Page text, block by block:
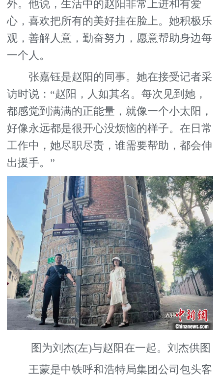
外。他说，生活中的赵阳非常上进和有爱
心，喜欢把所有的美好挂在脸上。她积极乐
观，善解人意，勤奋努力，愿意帮助身边每
一个人。
张嘉钰是赵阳的同事。她在接受记者采
访时说：“赵阳，人如其名。每次见到她，
都感觉到满满的正能量，就像一个小太阳，
好像永远都是很开心没烦恼的样子。在日常
工作中，她尽职尽责，谁需要帮助，都会伸
出援手。”
图为刘杰(左)与赵阳在一起。刘杰供图
王蒙是中铁呼和浩特局集团公司包头客